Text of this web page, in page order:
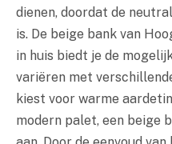
dienen, doordat de
is. De beige bank van
in huis biedt je de
variëren met
kiest voor warme
modern palet, een beige